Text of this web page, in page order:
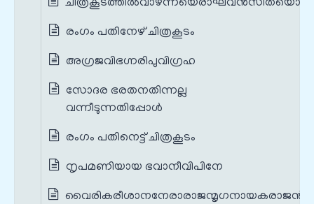
ചിത്രകൂടത്തില്‍വാഴ്ന്നയെരാഘവന്‍സീതയൊടും
രംഗം പതിനേഴ് ചിത്രകൂടം
അഗ്രജവിഭഗ്നരിപുവിഗ്രഹ
സോദര ഭരതനതിന്നല്ല
വന്നീടുന്നതിപ്പോള്‍
രംഗം പതിനെട്ട് ചിത്രകൂടം
നൃപമണിയായ ഭവാനീവിപിനേ
വൈരികരീശാനനേരാരാജന്മൃഗനായകരാജന്‍